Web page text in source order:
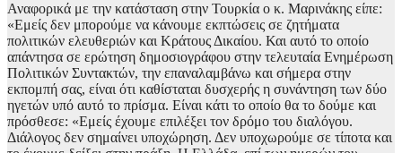
Αναφορικά με την κατάσταση στην Τουρκία ο κ. Μαρινάκης είπε:
«Εμείς δεν μπορούμε να κάνουμε εκπτώσεις σε ζητήματα
πολιτικών ελευθεριών και Κράτους Δικαίου. Και αυτό το οποίο
απάντησα σε ερώτηση δημοσιογράφου στην τελευταία Ενημέρωση
Πολιτικών Συντακτών, την επαναλαμβάνω και σήμερα στην
εκπομπή σας, είναι ότι καθίσταται δυσχερής η συνάντηση των δύο
ηγετών υπό αυτό το πρίσμα. Είναι κάτι το οποίο θα το δούμε και
πρόσθεσε: «Εμείς έχουμε επιλέξει τον δρόμο του διαλόγου.
Διάλογος δεν σημαίνει υποχώρηση. Δεν υποχωρούμε σε τίποτα και